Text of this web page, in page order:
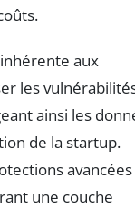
aux
les
ainsi les
de la startup.
avancées
une couche